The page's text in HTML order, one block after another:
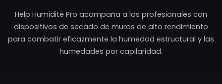
Help Humidité Pro acompaña a los profesionales con
dispositivos de secado de muros de alto rendimiento
para combatir eficazmente la humedad estructural y las
humedades por capilaridad.